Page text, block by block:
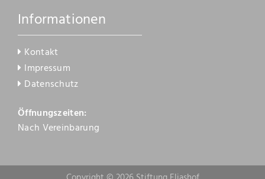
Informationen
Kontakt
Impressum
Datenschutz
Öffnungszeiten:
Nach Vereinbarung